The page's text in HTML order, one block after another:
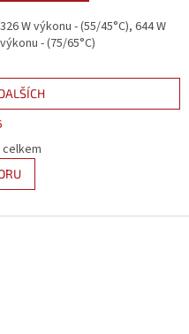
326 W výkonu - (55/45°C), 644 W
výkonu - (75/65°C)